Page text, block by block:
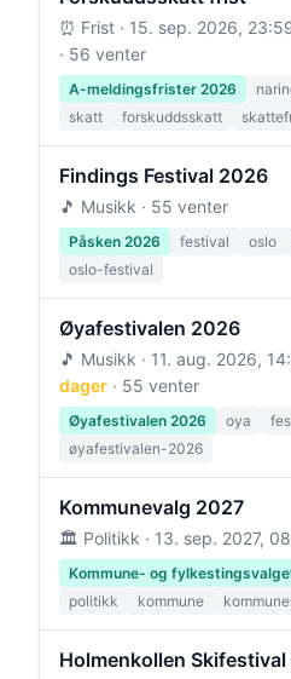
⏰ Frist · 15. sep. 2026,
· 56 venter
A-meldingsfrister 2026
skatt
forskuddsskatt
Findings Festival 2026
🎵 Musikk · 55 venter
Påsken 2026 festival oslo
oslo-festival
Øyafestivalen 2026
🎵 Musikk · 11. aug. 2026,
dager · 55 venter
Øyafestivalen 2026 oya
øyafestivalen-2026
Kommunevalg 2027
🏛️ Politikk · 13. sep. 2027,
Kommune- og
politikk
kommune
Holmenkollen